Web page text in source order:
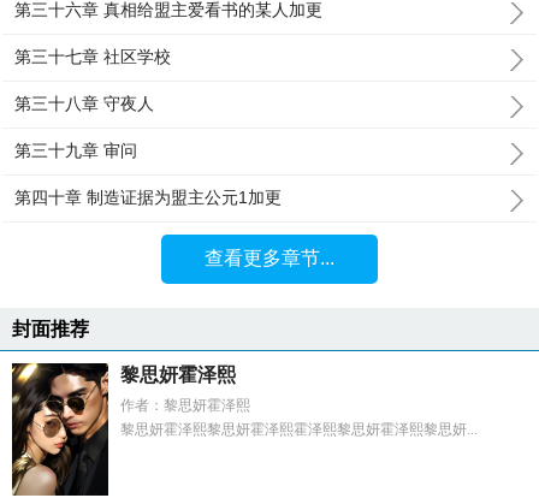
第三十六章 真相给盟主爱看书的某人加更
第三十七章 社区学校
第三十八章 守夜人
第三十九章 审问
第四十章 制造证据为盟主公元1加更
查看更多章节...
封面推荐
黎思妍霍泽熙
作者：黎思妍霍泽熙
黎思妍霍泽熙黎思妍霍泽熙霍泽熙黎思妍霍泽熙黎思妍...